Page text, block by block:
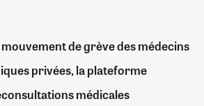
de grève des médecins
privées, la plateforme
médicales